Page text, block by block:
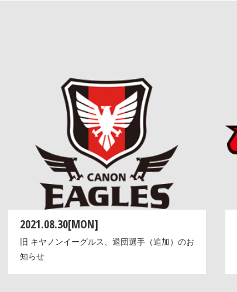
2021.08.30[MON]
旧 キヤノンイーグルス、退団選手（追加）のお
知らせ